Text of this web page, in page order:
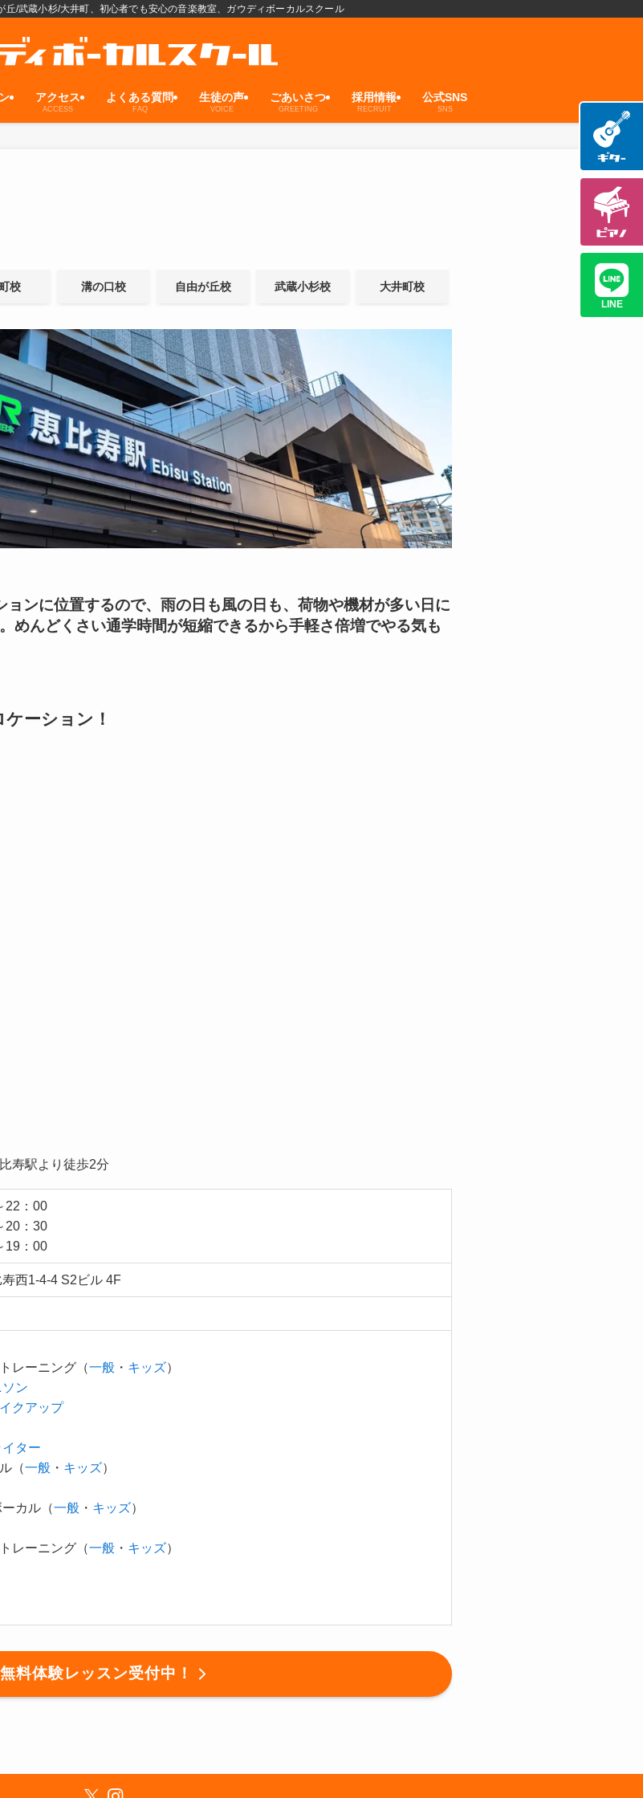
/武蔵小杉/大井町、初心者でも安心の音楽教室、ガウディボーカルスクール
アクセス
ACCESS
よくある質問
FAQ
生徒の声
VOICE
ごあいさつ
GREETING
採用情報
RECRUIT
公式SNS
SNS
校 溝の口校 自由が丘校 武蔵小杉校 大井町校
ンに位置するので、雨の日も風の日も、荷物や機材が多い日に
めんどくさい通学時間が短縮できるから手軽さ倍増でやる気も
ーション！
寿駅より徒歩2分
22：00
20：30
19：00
西1-4-4 S2ビル 4F
レーニング（一般 ・ キッズ）
ン
クアップ
ター
（一般 ・ キッズ）
カル（一般 ・ キッズ）
レーニング（一般 ・ キッズ）
無料体験レッスン受付中！
LINE